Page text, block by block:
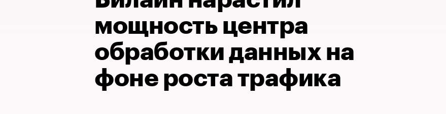
мощность центра
обработки данных на
фоне роста трафика